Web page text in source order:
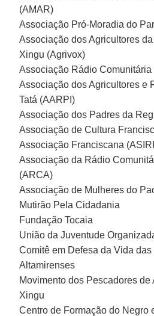
(AMAR)
Associação Pró-Moradia do
Associação dos Agricultores
Xingu (Agrivox)
Associação Rádio Comunitária
Associação dos Agricultores e
Tatá (AARPI)
Associação dos Padres da
Associação de Cultura
Associação Franciscana
Associação da Rádio
(ARCA)
Associação de Mulheres do
Mutirão Pela Cidadania
Fundação Tocaia
União da Juventude
Comitê em Defesa da Vida
Altamirenses
Movimento dos Pescadores
Xingu
Centro de Formação do Negro